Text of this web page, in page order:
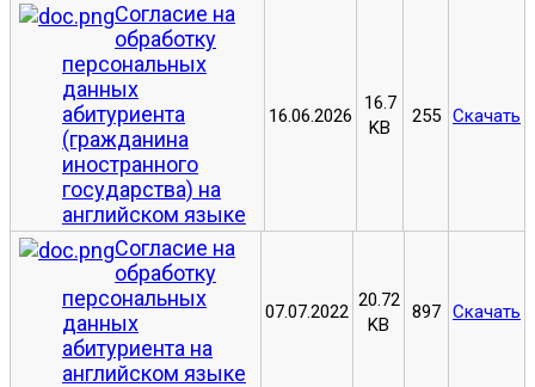
Согласие на
обработку
персональных
данных
абитуриента
(гражданина
иностранного
государства) на
английском языке
16.06.2026
16.7
KB
255 Скачать
Согласие на
обработку
персональных
данных
абитуриента на
английском языке
07.07.2022
20.72
KB
897 Скачать